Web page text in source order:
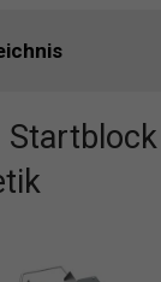
Startblock